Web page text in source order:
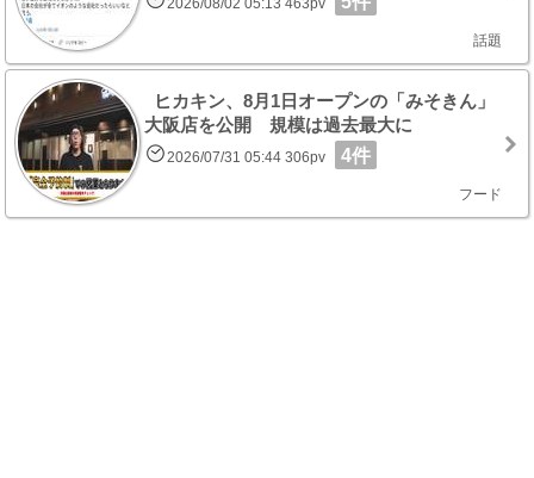
2026/08/02 05:13 463pv
話題
ヒカキン、8月1日オープンの「みそきん」
大阪店を公開 規模は過去最大に
2026/07/31 05:44 306pv 4件
フード